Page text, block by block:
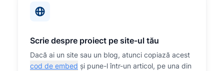
Scrie despre proiect pe site-ul tău
Dacă ai un site sau un blog, atunci copiază acest
cod de embed și pune-l într-un articol, pe una din